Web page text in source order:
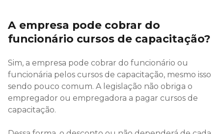
A empresa pode cobrar do
funcionário cursos de capacitação?
Sim, a empresa pode cobrar do funcionário ou
funcionária pelos cursos de capacitação, mesmo isso
sendo pouco comum. A legislação não obriga o
empregador ou empregadora a pagar cursos de
capacitação.